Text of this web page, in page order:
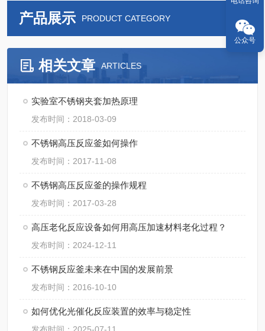
产品展示 PRODUCT CATEGORY
相关文章 ARTICLES
实验室不锈钢夹套加热原理
发布时间：2018-03-09
不锈钢高压反应釜如何操作
发布时间：2017-11-08
不锈钢高压反应釜的操作规程
发布时间：2017-03-28
高压老化反应设备如何用高压加速材料老化过程？
发布时间：2024-12-11
不锈钢反应釜未来在中国的发展前景
发布时间：2016-10-10
如何优化光催化反应装置的效率与稳定性
公众号